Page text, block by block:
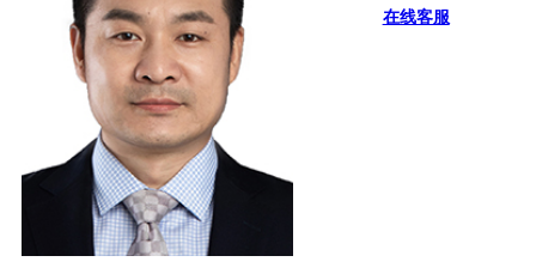
在线客服